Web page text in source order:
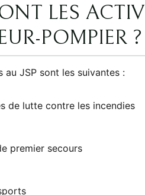
LES
POMPIER ?
JSP sont les suivantes :
de lutte contre les incendies
premier secours